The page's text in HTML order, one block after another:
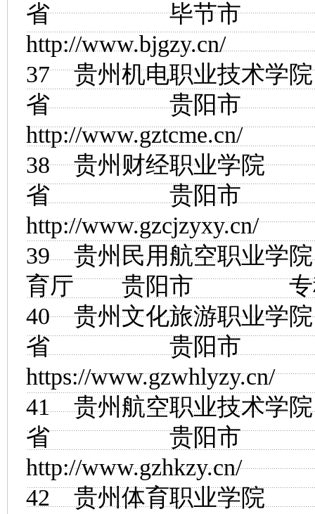
省 毕节
http://www.bjgzy.cn/
37贵州机电职业技术学院
省 贵阳
http://www.gztcme.cn/
38贵州财经职业学院
省 贵阳
http://www.gzcjzyxy.cn/
39贵州民用航空职业学院
育厅 贵阳
40贵州文化旅游职业学院
省 贵阳
https://www.gzwhlyzy.cn/
41贵州航空职业技术学院
省 贵阳
http://www.gzhkzy.cn/
42 贵州体育职业学院